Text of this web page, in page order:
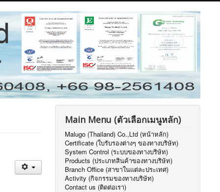
Main Menu (ตัวเลือกเมนูหลัก)
Malugo (Thailand) Co.,Ltd (หน้าหลัก)
Certificate (ใบรับรองต่างๆ ของทางบริษัท)
System Control (ระบบของทางบริษัท)
Products (ประเภทสินค้าของทางบริษัท)
Branch Office (สาขาในแต่ละประเทศ)
Activity (กิจกรรมของทางบริษัท)
Contact us (ติดต่อเรา)